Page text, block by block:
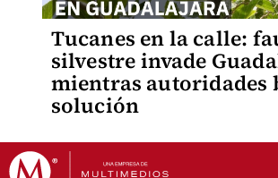
Tucanes en la calle:
silvestre invade
mientras autoridades
solución